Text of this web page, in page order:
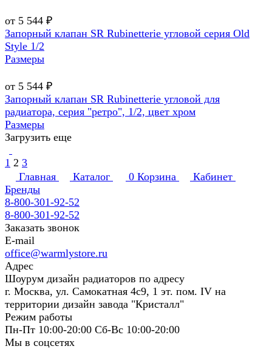
от 5 544 ₽
Запорный клапан SR Rubinetterie угловой серия Old
Style 1/2
Размеры
от 5 544 ₽
Запорный клапан SR Rubinetterie угловой для
радиатора, серия "ретро", 1/2, цвет хром
Размеры
Загрузить еще
1 2 3
Главная
Каталог 0 Корзина
Кабинет
Бренды
8-800-301-92-52
8-800-301-92-52
Заказать звонок
E-mail
office@warmlystore.ru
Адрес
Шоурум дизайн радиаторов по адресу
г. Москва, ул. Самокатная 4с9, 1 эт. пом. IV на
территории дизайн завода "Кристалл"
Режим работы
Пн-Пт 10:00-20:00 Сб-Вс 10:00-20:00
Мы в соцсетях